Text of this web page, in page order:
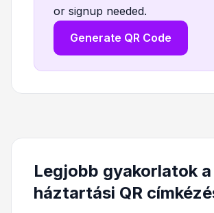
or signup needed.
Generate QR Code
Legjobb gyakorlatok a
háztartási QR